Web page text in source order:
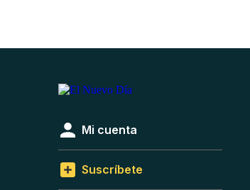
Mi cuenta
Suscríbete